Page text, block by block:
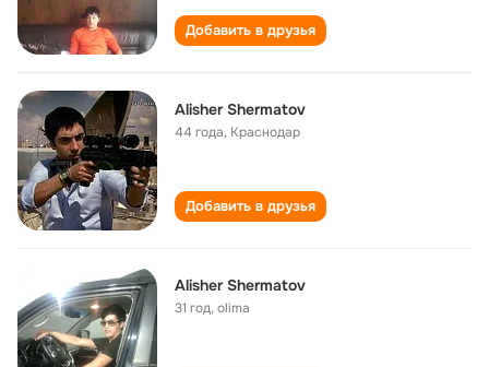
Добавить в друзья
Alisher Shermatov
44 года, Краснодар
Добавить в друзья
Alisher Shermatov
31 год,olima